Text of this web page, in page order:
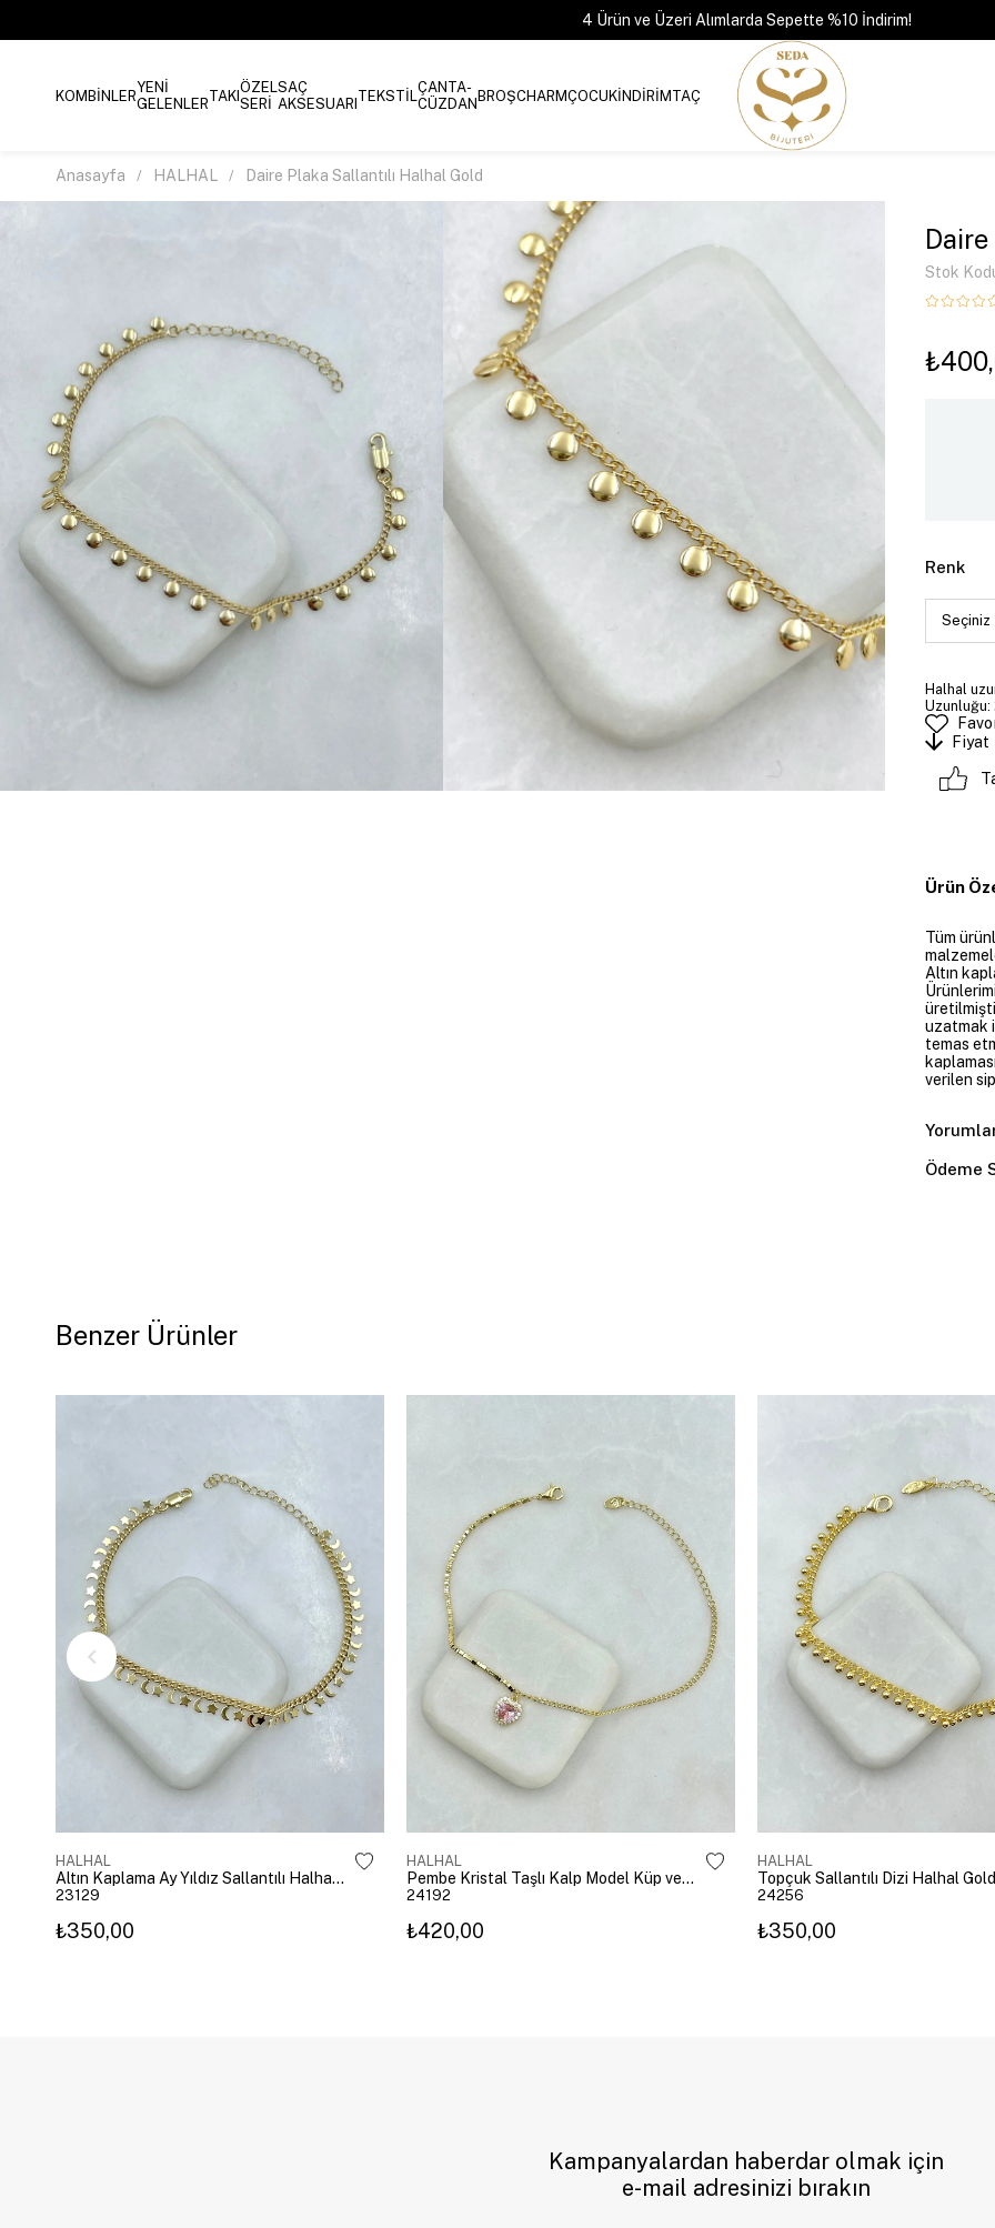
4 Ürün ve Üzeri Alımlarda Sepette %10 İndirim!
KOMBİNLERYENİ
GELENLERTAKIÖZEL
SERİ
SAÇ
AKSESUARI TEKSTİLÇANTA-
CÜZDANBROŞCHARMÇOCUKİNDİRİMTAÇ
Anasayfa HALHAL Daire Plaka Sallantılı Halhal Gold
Stok
Renk
Halhal
Uzunluğu:
Fiyat
Ürün
Tüm
Altın
uzatmak
temas
verilen
Ödeme
Benzer Ürünler
HALHAL
Altın Kaplama Ay Yıldız Sallantılı Halhal Gold
23129
₺350,00
HALHAL
Pembe Kristal Taşlı Kalp Model Küp ve Zincir Halhal Gold
24192
₺420,00
HALHAL
Topçuk Sallantılı Dizi Halhal Gold
24256
₺350,00
Kampanyalardan haberdar olmak için
e-mail adresinizi bırakın